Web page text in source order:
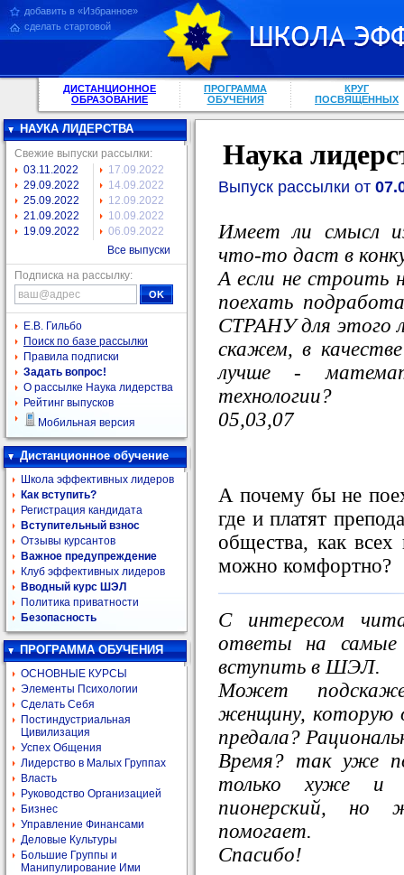
добавить в «Избранное»
сделать стартовой
ДИСТАНЦИОННОЕ
ОБРАЗОВАНИЕ
ПРОГРАММА
ОБУЧЕНИЯ
КРУГ
ПОСВЯЩЕННЫХ
НАУКА ЛИДЕРСТВА
Свежие выпуски рассылки:
03.11.2022
29.09.2022
25.09.2022
21.09.2022
19.09.2022
17.09.2022
14.09.2022
12.09.2022
10.09.2022
06.09.2022
Все выпуски
Подписка на рассылку:
Е.В. Гильбо
Поиск по базе рассылки
Правила подписки
Задать вопрос!
О рассылке Наука лидерства
Рейтинг выпусков
Мобильная версия
Дистанционное обучение
Школа эффективных лидеров
Как вступить?
Регистрация кандидата
Вступительный взнос
Отзывы курсантов
Важное предупреждение
Клуб эффективных лидеров
Вводный курс ШЭЛ
Политика приватности
Безопасность
ПРОГРАММА ОБУЧЕНИЯ
ОСНОВНЫЕ КУРСЫ
Элементы Психологии
Сделать Себя
Постиндустриальная
Цивилизация
Успех Общения
Лидерство в Малых Группах
Власть
Руководство Организацией
Бизнес
Управление Финансами
Деловые Культуры
Большие Группы и
Манипулирование Ими
Наука
Выпуск рассылки от
Имеет ли смысл
что-то даст в
А если не строить
поехать
СТРАНУ для этого
скажем, в
лучше -
технологии?
05,03,07
А почему бы не
где и платят
общества, как
можно комфортно?
С интересом
ответы на самые
вступить в ШЭЛ.
Может
женщину, которую
предала?
Время? так уже
только хуже и
пионерский, но
помогает.
Спасибо!